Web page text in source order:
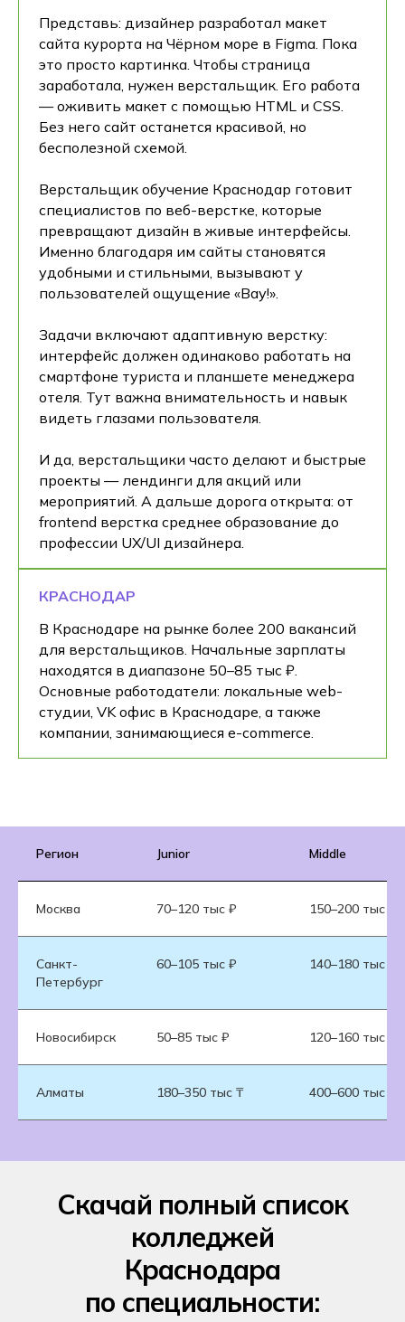
Представь: дизайнер разработал макет
сайта курорта на Чёрном море в Figma. Пока
это просто картинка. Чтобы страница
заработала, нужен верстальщик. Его работа
— оживить макет с помощью HTML и CSS.
Без него сайт останется красивой, но
бесполезной схемой.
Верстальщик обучение Краснодар готовит
специалистов по веб-верстке, которые
превращают дизайн в живые интерфейсы.
Именно благодаря им сайты становятся
удобными и стильными, вызывают у
пользователей ощущение «Вау!».
Задачи включают адаптивную верстку:
интерфейс должен одинаково работать на
смартфоне туриста и планшете менеджера
отеля. Тут важна внимательность и навык
видеть глазами пользователя.
И да, верстальщики часто делают и быстрые
проекты — лендинги для акций или
мероприятий. А дальше дорога открыта: от
frontend верстка среднее образование до
профессии UX/UI дизайнера.
КРАСНОДАР
В Краснодаре на рынке более 200 вакансий
для верстальщиков. Начальные зарплаты
находятся в диапазоне 50–85 тыс ₽.
Основные работодатели: локальные web-
студии, VK офис в Краснодаре, а также
компании, занимающиеся e-commerce.
Регион Junior Middle
Москва 70–120 тыс ₽ 150–200 тыс ₽
Санкт-
Петербург
60–105 тыс ₽ 140–180 тыс ₽
Новосибирск 50–85 тыс ₽ 120–160 тыс ₽
Алматы 180–350 тыс ₸ 400–600 тыс ₸
Скачай полный список
колледжей
Краснодара
по специальности: